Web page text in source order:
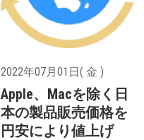
2022年07月01日( 金 )
Apple、Macを除く日
本の製品販売価格を
円安により値上げ